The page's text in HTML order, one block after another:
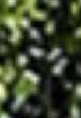
BESTELLEN
WEBSHOP
CONTACT